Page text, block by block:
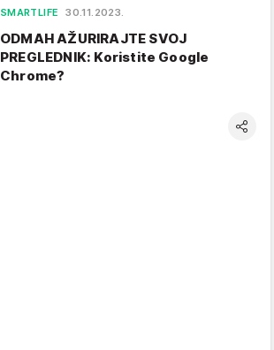
SMARTLIFE 30.11.2023.
ODMAH AŽURIRAJTE SVOJ
PREGLEDNIK: Koristite Google
Chrome?